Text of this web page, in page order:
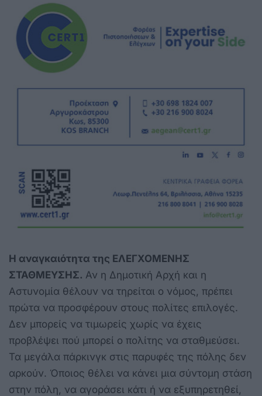
Η αναγκαιότητα της ΕΛΕΓΧΟΜΕΝΗΣ
ΣΤΑΘΜΕΥΣΗΣ. Αν η Δημοτική Αρχή και η
Αστυνομία θέλουν να τηρείται ο νόμος, πρέπει
πρώτα να προσφέρουν στους πολίτες επιλογές.
Δεν μπορείς να τιμωρείς χωρίς να έχεις
προβλέψει πού μπορεί ο πολίτης να σταθμεύσει.
Τα μεγάλα πάρκινγκ στις παρυφές της πόλης δεν
αρκούν. Όποιος θέλει να κάνει μια σύντομη στάση
στην πόλη, να αγοράσει κάτι ή να εξυπηρετηθεί,